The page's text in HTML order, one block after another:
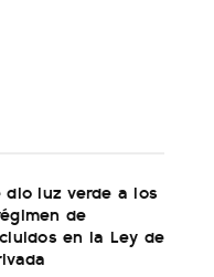
dio luz verde a los
de
en la Ley de